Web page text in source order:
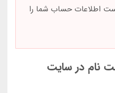
اطلاعات حساب شما را
نام در سایت